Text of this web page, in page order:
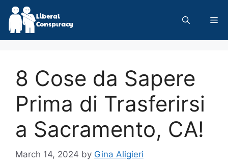
Skip
content
8 Cose da Sapere
Prima di Trasferirsi
a Sacramento, CA!
March 14, 2024 by Gina Aligieri